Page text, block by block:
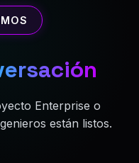
Enterprise o
están listos.